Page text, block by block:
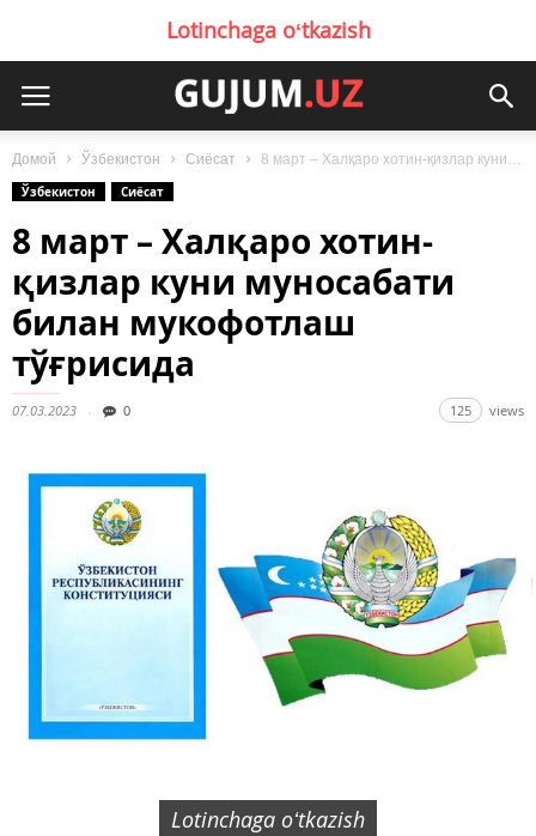
Lotinchaga oʻtkazish
Домой Ўзбекистон Сиёсат
8 март – Халқаро хотин-қизлар куни муносабати билан мукофотлаш тўғрисида
Ўзбекистон
Сиёсат
8 март – Халқаро хотин-
қизлар куни муносабати
билан мукофотлаш
тўғрисида
07.03.2023 0 125 views
Lotinchaga oʻtkazish